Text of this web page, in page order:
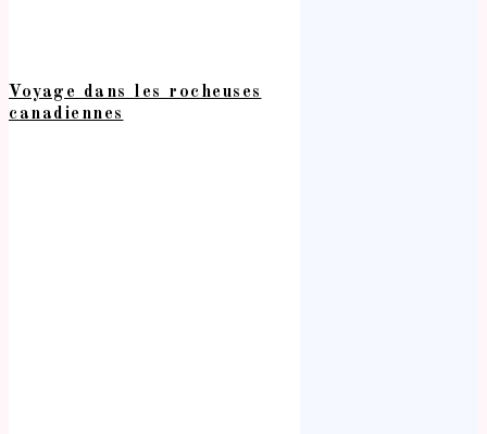
Voyage dans les rocheuses
canadiennes